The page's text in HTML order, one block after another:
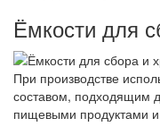
Ёмкости для
При производстве
составом, подходящим
пищевыми продуктами